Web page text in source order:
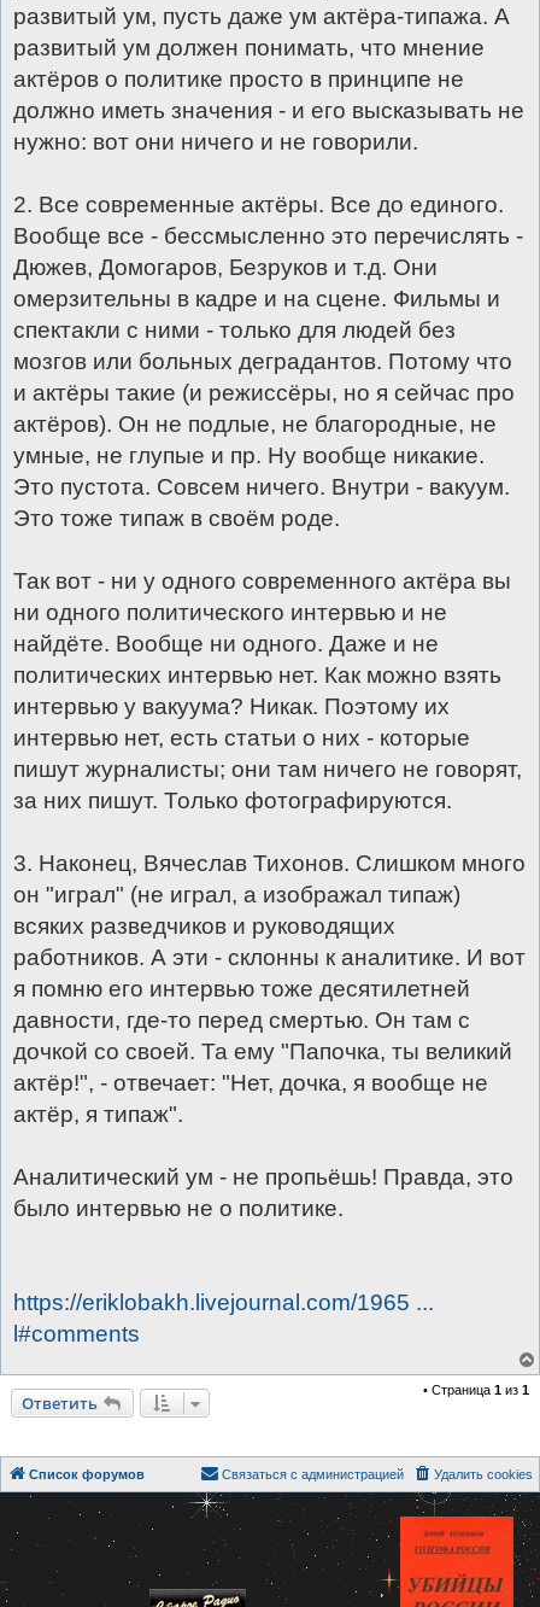
развитый ум, пусть даже ум актёра-типажа. А
развитый ум должен понимать, что мнение
актёров о политике просто в принципе не
должно иметь значения - и его высказывать не
нужно: вот они ничего и не говорили.
2. Все современные актёры. Все до единого.
Вообще все - бессмысленно это перечислять -
Дюжев, Домогаров, Безруков и т.д. Они
омерзительны в кадре и на сцене. Фильмы и
спектакли с ними - только для людей без
мозгов или больных деградантов. Потому что
и актёры такие (и режиссёры, но я сейчас про
актёров). Он не подлые, не благородные, не
умные, не глупые и пр. Ну вообще никакие.
Это пустота. Совсем ничего. Внутри - вакуум.
Это тоже типаж в своём роде.
Так вот - ни у одного современного актёра вы
ни одного политического интервью и не
найдёте. Вообще ни одного. Даже и не
политических интервью нет. Как можно взять
интервью у вакуума? Никак. Поэтому их
интервью нет, есть статьи о них - которые
пишут журналисты; они там ничего не говорят,
за них пишут. Только фотографируются.
3. Наконец, Вячеслав Тихонов. Слишком много
он "играл" (не играл, а изображал типаж)
всяких разведчиков и руководящих
работников. А эти - склонны к аналитике. И вот
я помню его интервью тоже десятилетней
давности, где-то перед смертью. Он там с
дочкой со своей. Та ему "Папочка, ты великий
актёр!", - отвечает: "Нет, дочка, я вообще не
актёр, я типаж".
Аналитический ум - не пропьёшь! Правда, это
было интервью не о политике.
https://eriklobakh.livejournal.com/1965 ...
l#comments
Ответить
• Страница 1 из 1
Список форумов Удалить cookies
Связаться с администрацией